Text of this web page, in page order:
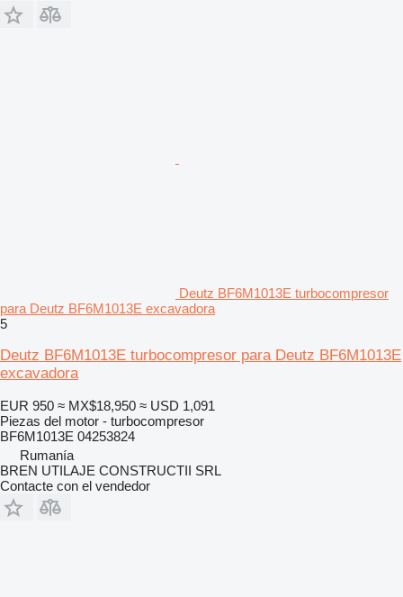
Deutz BF6M1013E turbocompresor
para Deutz BF6M1013E excavadora
5
Deutz BF6M1013E turbocompresor para Deutz BF6M1013E
excavadora
EUR 950 ≈ MX$18,950 ≈ USD 1,091
Piezas del motor - turbocompresor
BF6M1013E 04253824
Rumanía
BREN UTILAJE CONSTRUCTII SRL
Contacte con el vendedor